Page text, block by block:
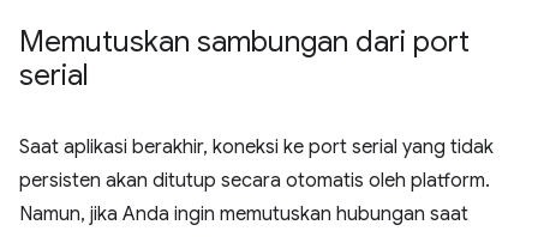
Memutuskan sambungan dari port
serial
Saat aplikasi berakhir, koneksi ke port serial yang tidak
persisten akan ditutup secara otomatis oleh platform.
Namun, jika Anda ingin memutuskan hubungan saat